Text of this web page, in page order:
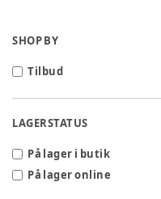
SHOP BY
Tilbud
LAGERSTATUS
På lager i butik
På lager online